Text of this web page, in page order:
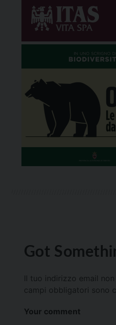
Got
Il tuo indirizzo email
campi obbligatori sono
Your comment